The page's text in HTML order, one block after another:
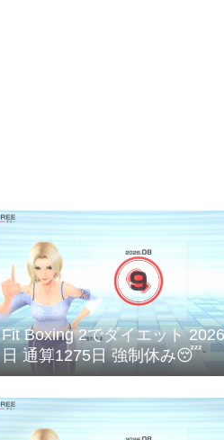
Fit Boxing 2でダイエット
日 通算1275日 強制休み😴